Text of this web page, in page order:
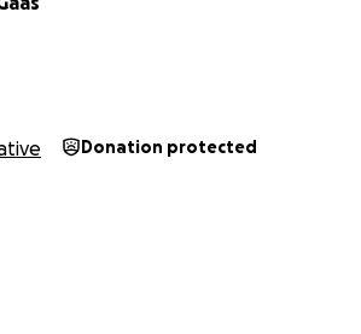
Donation protected